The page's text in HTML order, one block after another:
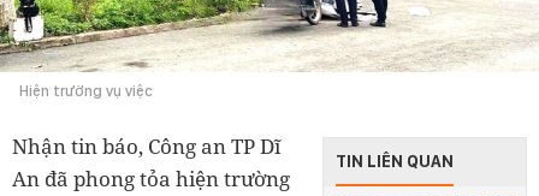
Hiện trường vụ việc
TIN LIÊN QUAN
Nhận tin báo, Công an TP Dĩ
An đã phong tỏa hiện trường